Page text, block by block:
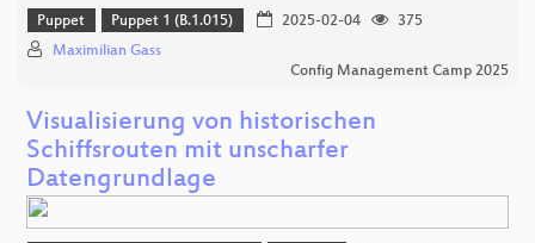
Puppet Puppet 1 (B.1.015) 2025-02-04
375
Maximilian Gass
Config Management Camp 2025
Visualisierung von historischen
Schiffsrouten mit unscharfer
Datengrundlage